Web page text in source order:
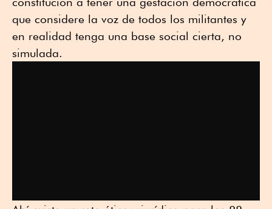
que considere la voz de todos los militantes y
en realidad tenga una base social cierta, no
simulada.